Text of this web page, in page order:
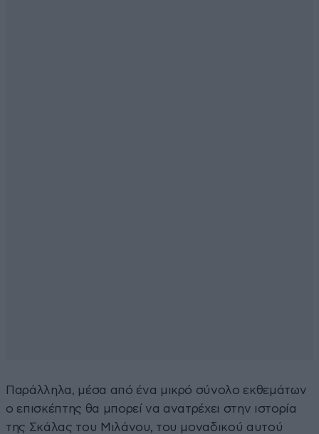
Παράλληλα, μέσα από ένα μικρό σύνολο εκθεμάτων
ο επισκέπτης θα μπορεί να ανατρέχει στην ιστορία
της Σκάλας του Μιλάνου, του μοναδικού αυτού